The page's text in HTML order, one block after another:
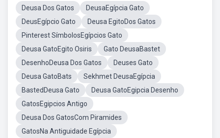
Deusa Dos Gatos
DeusaEgípcia Gato
DeusEgípcio Gato
Deusa EgitoDos Gatos
Pinterest SímbolosEgípcios Gato
Deusa GatoEgito Osiris
Gato DeusaBastet
DesenhoDeusa Dos Gatos
Deuses Gato
Deusa GatoBats
Sekhmet DeusaEgípcia
BastedDeusa Gato
Deusa GatoEgipcia Desenho
GatosEgipcios Antigo
Deusa Dos GatosCom Piramides
GatosNa Antiguidade Egípcia